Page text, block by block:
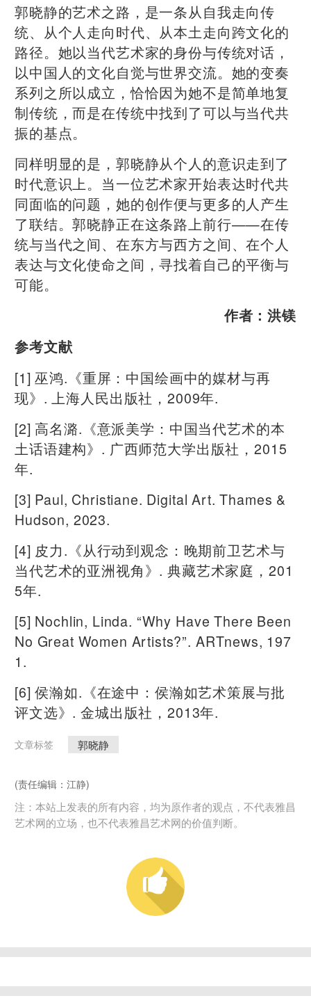
郭晓静的艺术之路，是一条从自我走向传
统、从个人走向时代、从本土走向跨文化的
路径。她以当代艺术家的身份与传统对话，
以中国人的文化自觉与世界交流。她的变奏
系列之所以成立，恰恰因为她不是简单地复
制传统，而是在传统中找到了可以与当代共
振的基点。
同样明显的是，郭晓静从个人的意识走到了
时代意识上。当一位艺术家开始表达时代共
同面临的问题，她的创作便与更多的人产生
了联结。郭晓静正在这条路上前行——在传
统与当代之间、在东方与西方之间、在个人
表达与文化使命之间，寻找着自己的平衡与
可能。
作者：洪镁
参考文献
[1] 巫鸿.《重屏：中国绘画中的媒材与再
现》. 上海人民出版社，2009年.
[2] 高名潞.《意派美学：中国当代艺术的本
土话语建构》. 广西师范大学出版社，2015
年.
[3] Paul, Christiane. Digital Art. Thames &
Hudson, 2023.
[4] 皮力.《从行动到观念：晚期前卫艺术与
当代艺术的亚洲视角》. 典藏艺术家庭，201
5年.
[5] Nochlin, Linda. “Why Have There Been
No Great Women Artists?”. ARTnews, 197
1.
[6] 侯瀚如.《在途中：侯瀚如艺术策展与批
评文选》. 金城出版社，2013年.
文章标签 郭晓静
(责任编辑：江静)
注：本站上发表的所有内容，均为原作者的观点，不代表雅昌
艺术网的立场，也不代表雅昌艺术网的价值判断。